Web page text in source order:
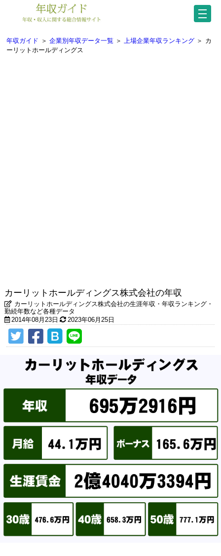
年収ガイド ＞ 企業別年収データ一覧 ＞ 上場企業年収ランキング ＞ カ
ーリットホールディングス
カーリットホールディングス株式会社の年収
カーリットホールディングス株式会社の生涯年収・年収ランキング・
勤続年数など各種データ
2014年08月23日
2023年06月25日